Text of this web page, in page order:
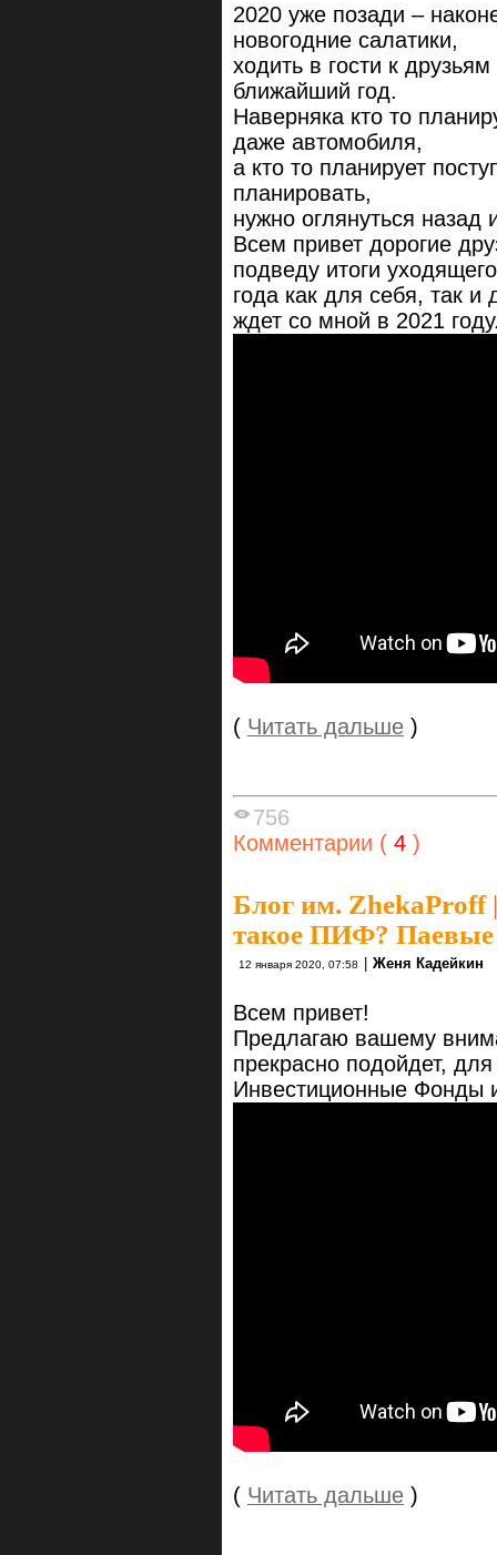
2020 уже позади –
новогодние салатики,
ходить в гости к
ближайший год.
Наверняка кто то
даже автомобиля,
а кто то планирует
планировать,
нужно оглянуться назад
Всем привет дорогие
подведу итоги
года как для себя, так и
ждет со мной в 2021
( Читать дальше )
756
Комментарии ( 4 )
Блог им. ZhekaProff|
такое ПИФ?
12 января 2020, 07:58 Женя Кадейкин
Всем привет!
Предлагаю вашему
прекрасно подойдет,
Инвестиционные
( Читать дальше )